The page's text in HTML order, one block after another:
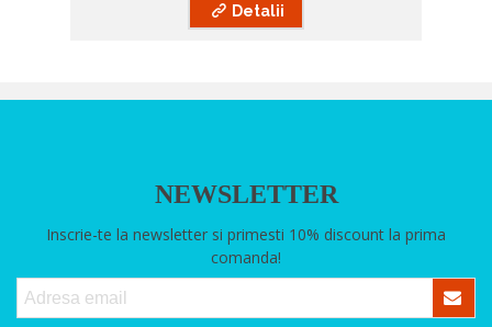
Detalii
NEWSLETTER
Inscrie-te la newsletter si primesti 10% discount la prima
comanda!